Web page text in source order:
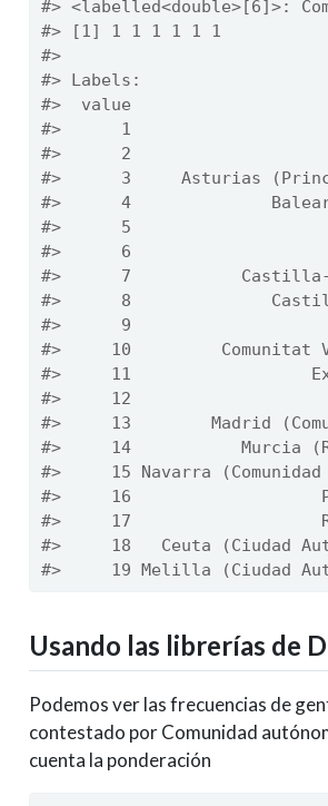
#> <labelled<double>[6]>:
#> [1] 1 1 1 1 1 1
#>
#> Labels:
#>  value
#>      1
#>      2
#>      3     Asturias
#>      4
#>      5
#>      6
#>      7           Castilla-
#>      8
#>      9
#>     10         Comunitat
#>     11
#>     12
#>     13        Madrid
#>     14           Murcia
#>     15 Navarra
#>     16
#>     17
#>     18   Ceuta (Ciudad
#>     19 Melilla (Ciudad
Usando las librerías de
Podemos ver las frecuencias de
contestado por Comunidad
cuenta la ponderación